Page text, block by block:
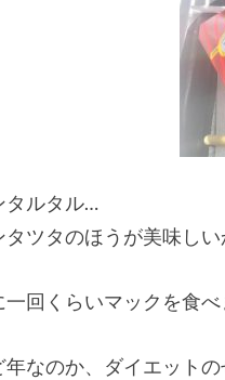
タルタル…
タツタのほうが美味しい
一回くらいマックを食
年なのか、ダイエット